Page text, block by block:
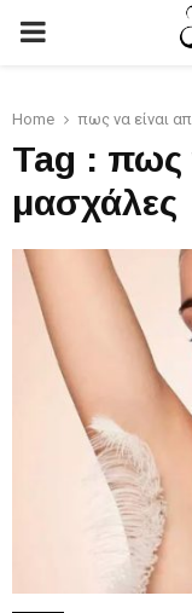
PRIMARY
Home πως να είναι
Tag : πως
μασχάλες